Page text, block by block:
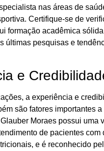
nas áreas de
Certifique-se de
formação acadêmica
últimas pesquisas e
e
a experiência e
são fatores importantes a
Moraes possui uma
de pacientes com
e é reconhecido